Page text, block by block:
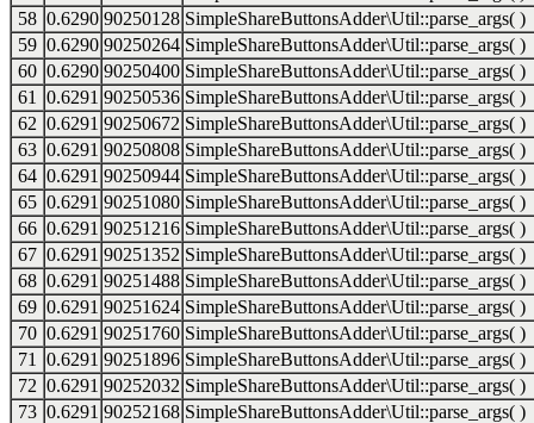
58 0.6290 90250128 SimpleShareButtonsAdder\Util::parse_args( )
59 0.6290 90250264 SimpleShareButtonsAdder\Util::parse_args( )
60 0.6290 90250400 SimpleShareButtonsAdder\Util::parse_args( )
61
0.6291 90250536 SimpleShareButtonsAdder\Util::parse_args( )
62 0.6291 90250672 SimpleShareButtonsAdder\Util::parse_args( )
63 0.6291 90250808 SimpleShareButtonsAdder\Util::parse_args( )
64 0.6291 90250944 SimpleShareButtonsAdder\Util::parse_args( )
65 0.6291 90251080 SimpleShareButtonsAdder\Util::parse_args( )
66 0.6291 90251216 SimpleShareButtonsAdder\Util::parse_args( )
67 0.6291 90251352 SimpleShareButtonsAdder\Util::parse_args( )
68 0.6291 90251488 SimpleShareButtonsAdder\Util::parse_args( )
69 0.6291 90251624 SimpleShareButtonsAdder\Util::parse_args( )
70 0.6291 90251760 SimpleShareButtonsAdder\Util::parse_args( )
71
0.6291 90251896 SimpleShareButtonsAdder\Util::parse_args( )
72 0.6291 90252032 SimpleShareButtonsAdder\Util::parse_args( )
73 0.6291 90252168 SimpleShareButtonsAdder\Util::parse_args( )